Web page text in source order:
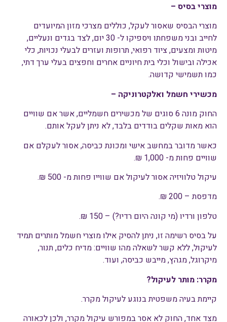
מוצרי בסיס –
מוצרי הבסיס שאסור לעקל, כוללים מצרכי מזון המיועדים
לחייב ובני משפחתו ויספיקו ל- 30 יום, לצד בגדים ונעליים,
מיטות ומצעים, ציוד רפואי, תרופות ועזרים לבעלי נכויות, כלי
אכילה ובישול וכלי בית חיוניים אחרים וחפצים בעלי ערך דתי,
כמו תשמישי קדושה.
מכשירי חשמל ואלקטרוניקה –
החוק מונה 6 סוגים של מכשירים חשמליים, אשר אם שוויים
הוא מאות שקלים בודדים בלבד, לא ניתן לעקל אותם.
כאשר מדובר במחשב אישי ומכונת כביסה, אסור לעקלם אם
שוויים פחות מ- 1,000 ₪.
עיקול טלוויזיה אסור לעיקול אם שווייו פחות מ- 500 ₪.
מדפסת – 200 ₪.
טלפון ורדיו (מי קונה היום רדיו?) – 150 ₪.
על בסיס רשימה זו, ניתן להסיק אילו מוצרי חשמל מותרים תמיד
לעיקול, ללא קשר לשאלה מהו שוויים: מדיח כלים, תנור,
מיקרוגל, מגהץ, מייבש כביסה, ועוד.
מקרר: מותר לעיקול?
קיימת בעיה משפטית בנוגע לעיקול מקרר.
מצד אחד, החוק לא אסר במפורש עיקול מקרר, ולכן לכאורה